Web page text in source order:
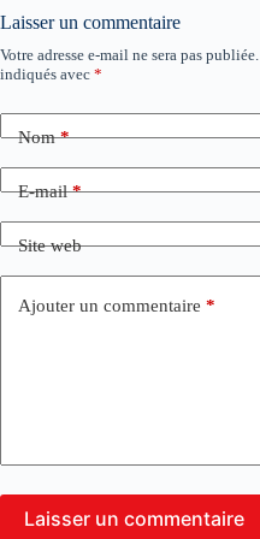
Laisser un commentaire
Votre adresse e-mail ne sera pas publiée.
indiqués avec *
Nom*
E-mail*
Site web
Ajouter un commentaire *
Laisser un commentaire